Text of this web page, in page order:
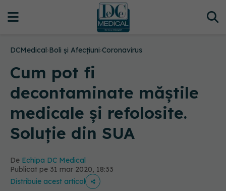
DCMedical›Boli și Afecțiuni›Coronavirus
Cum pot fi
decontaminate măștile
medicale și refolosite.
Soluție din SUA
De Echipa DC Medical
Publicat pe 31 mar 2020, 18:33
Distribuie acest articol